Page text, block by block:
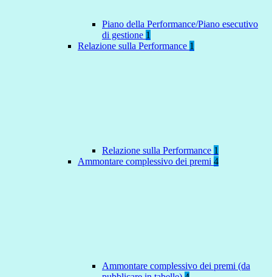
Piano della Performance/Piano esecutivo
di gestione 1
Relazione sulla Performance 1
Relazione sulla Performance 1
Ammontare complessivo dei premi 4
Ammontare complessivo dei premi (da